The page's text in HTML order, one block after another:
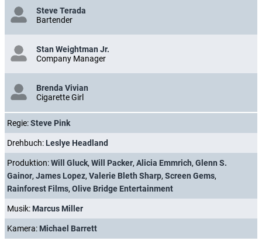
Steve Terada
Bartender
Stan Weightman Jr.
Company Manager
Brenda Vivian
Cigarette Girl
Regie:Steve Pink
Drehbuch: Leslye Headland
Produktion:Will Gluck, Will Packer, Alicia Emmrich, Glenn S.
Gainor, James Lopez, Valerie Bleth Sharp, Screen Gems,
Rainforest Films, Olive Bridge Entertainment
Musik: Marcus Miller
Kamera: Michael Barrett